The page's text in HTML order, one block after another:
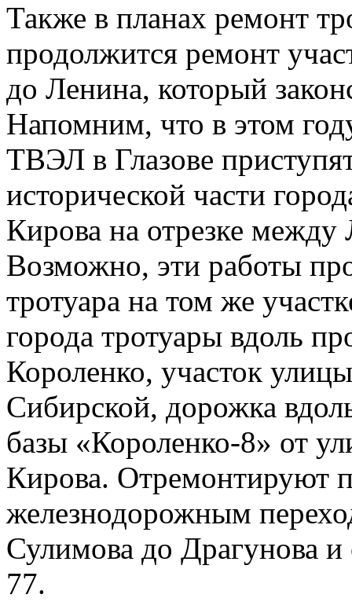
Также в планах ремонт
продолжится ремонт
до Ленина, который
Напомним, что в этом
ТВЭЛ в Глазове
исторической части
Кирова на отрезке
Возможно, эти работы
тротуара на том же
города тротуары вдоль
Короленко, участок
Сибирской, дорожка
базы «Короленко-8» от
Кирова. Отремонтируют
железнодорожным
Сулимова до Драгунова
77.